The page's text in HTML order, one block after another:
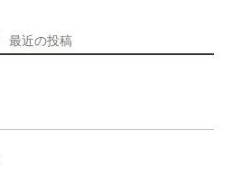
最近の投稿